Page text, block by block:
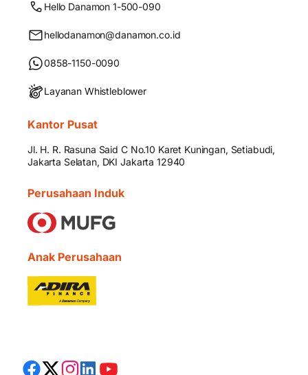
Hello Danamon 1-500-090
hellodanamon@danamon.co.id
0858-1150-0090
Layanan Whistleblower
Kantor Pusat
Jl. H. R. Rasuna Said C No.10 Karet Kuningan, Setiabudi,
Jakarta Selatan, DKI Jakarta 12940
Perusahaan Induk
Anak Perusahaan